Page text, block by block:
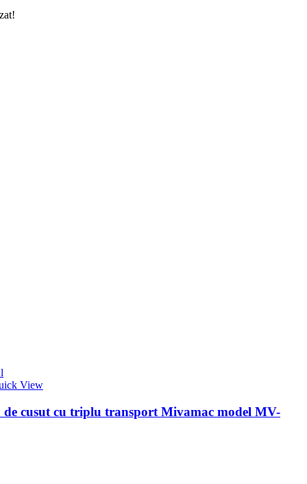
View
de cusut cu triplu transport Mivamac model MV-